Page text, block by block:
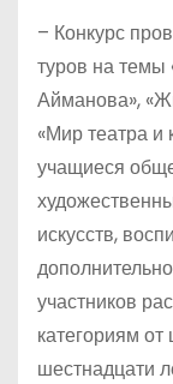
– Конкурс
туров на темы
Айманова»,
«Мир театра и
учащиеся
искусств,
участников
категориям
шестнадцати